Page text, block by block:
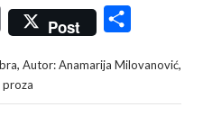
C
p
y
Post
a
r
, Autor: Anamarija Milovanović,
proza